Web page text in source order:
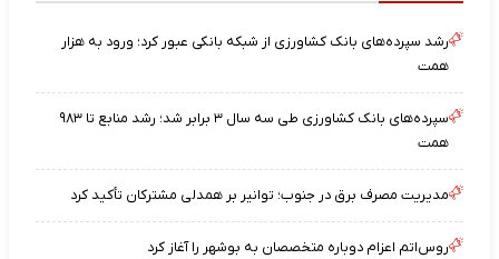
رشد سپرده‌های بانک کشاورزی از شبکه بانکی عبور کرد؛ ورود به هزار
همت
سپرده‌های بانک کشاورزی طی سه سال ۳ برابر شد؛ رشد منابع تا ۹۸۳
همت
مدیریت مصرف برق در جنوب؛ توانیر بر همدلی مشترکان تأکید کرد
روس‌اتم اعزام دوباره متخصصان به بوشهر را آغاز کرد